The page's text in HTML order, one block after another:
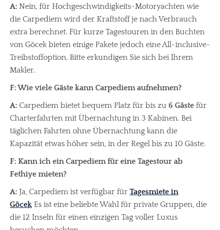
A: Nein, für Hochgeschwindigkeits-Motoryachten wie
die Carpediem wird der Kraftstoff je nach Verbrauch
extra berechnet. Für kurze Tagestouren in den Buchten
von Göcek bieten einige Pakete jedoch eine All-inclusive-
Treibstoffoption. Bitte erkundigen Sie sich bei Ihrem
Makler.
F: Wie viele Gäste kann Carpediem aufnehmen?
A: Carpediem bietet bequem Platz für bis zu 6 Gäste für
Charterfahrten mit Übernachtung in 3 Kabinen. Bei
täglichen Fahrten ohne Übernachtung kann die
Kapazität etwas höher sein, in der Regel bis zu 10 Gäste.
F: Kann ich ein Carpediem für eine Tagestour ab
Fethiye mieten?
A: Ja, Carpediem ist verfügbar für Tagesmiete in
Göcek Es ist eine beliebte Wahl für private Gruppen, die
die 12 Inseln für einen einzigen Tag voller Luxus